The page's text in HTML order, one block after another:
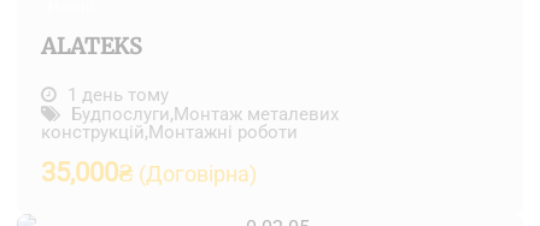
ALATEKS
1 день тому
Будпослуги,Монтаж металевих
конструкцій,Монтажні роботи
35,000₴ (Договірна)